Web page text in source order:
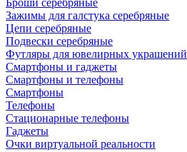
Броши серебряные
Зажимы для галстука серебряные
Цепи серебряные
Подвески серебряные
Футляры для ювелирных украшений
Смартфоны и гаджеты
Смартфоны и телефоны
Смартфоны
Телефоны
Стационарные телефоны
Гаджеты
Очки виртуальной реальности